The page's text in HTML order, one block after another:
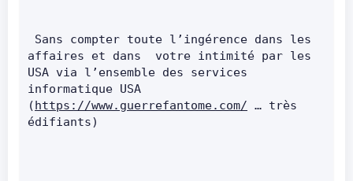
affaires et dans  votre intimité par les
USA via l’ensemble des services
informatique USA
(https://www.guerrefantome.com/ … très
édifiants)